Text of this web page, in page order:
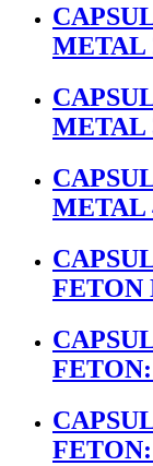
METAL
METAL
METAL
FETON